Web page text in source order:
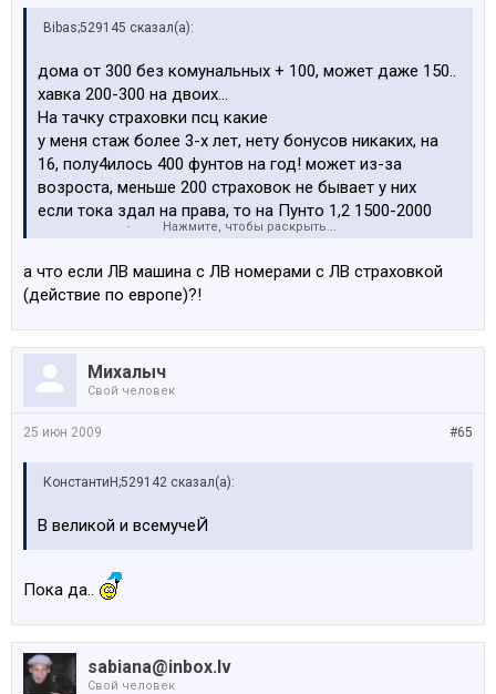
Bibas;529145 сказал(а):
дома от 300 без комунальных + 100, может даже 150..
хавка 200-300 на двоих...
На тачку страховки псц какие
у меня стаж более 3-х лет, нету бонусов никаких, на
16, полу4илось 400 фунтов на год! может из-за
возроста, меньше 200 страховок не бывает у них
если тока здал на права, то на Пунто 1,2 1500-2000
страховка будет! на 1,8 2500, на 2.0 скорей всего ты
Нажмите, чтобы раскрыть...
а что если ЛВ машина с ЛВ номерами с ЛВ страховкой
(действие по европе)?!
Михалыч
Свой человек
#65
25 июн 2009
КонстантиН;529142 сказал(а):
В великой и всемучеЙ
Пока да..
sabiana@inbox.lv
Свой человек